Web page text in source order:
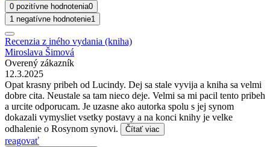
0 pozitívne hodnotenia0
1 negatívne hodnotenie1
Recenzia z iného vydania (kniha)
Miroslava Šimová
Overený zákazník
12.3.2025
Opat krasny pribeh od Lucindy. Dej sa stale vyvija a kniha sa velmi
dobre cita. Neustale sa tam nieco deje. Velmi sa mi pacil tento pribeh
a urcite odporucam. Je uzasne ako autorka spolu s jej synom
dokazali vymysliet vsetky postavy a na konci knihy je velke
odhalenie o Rosynom synovi.
Čítať viac
reagovať